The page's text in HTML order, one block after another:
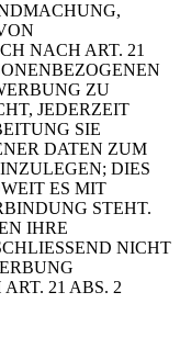
NACH ART. 21
ZU
JEDERZEIT
SIE
DATEN ZUM
DIES
ES MIT
STEHT.
IHRE
NICHT
21 ABS. 2